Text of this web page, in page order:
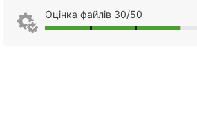
Оцінка файлів 30/50